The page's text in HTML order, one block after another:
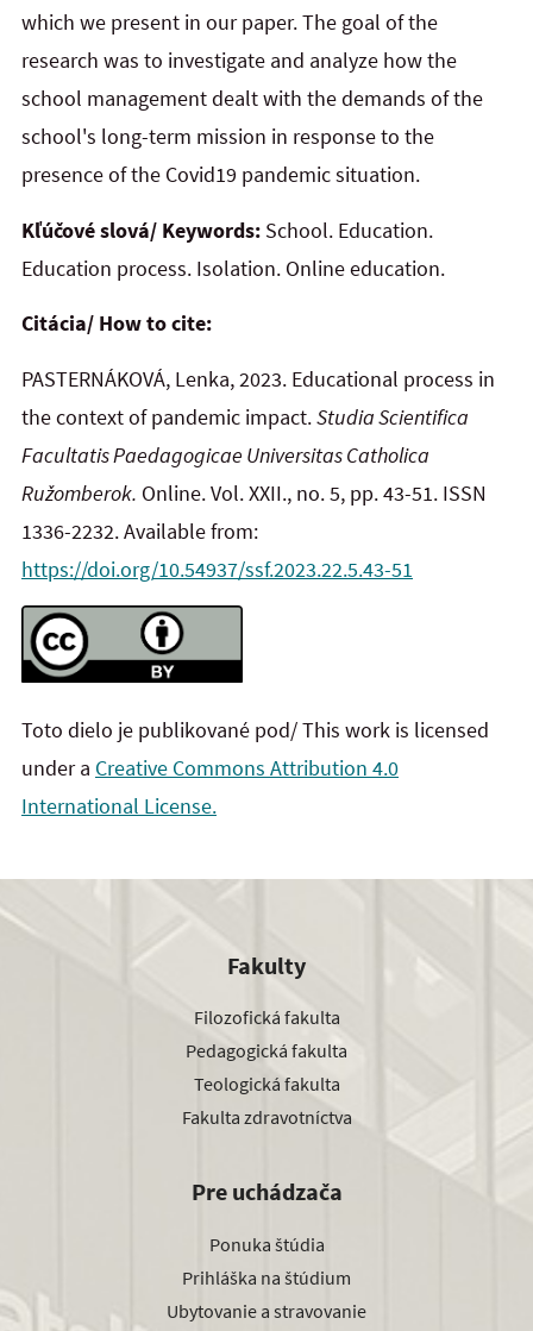
which we present in our paper. The goal of the
research was to investigate and analyze how the
school management dealt with the demands of the
school's long-term mission in response to the
presence of the Covid19 pandemic situation.
Kľúčové slová/ Keywords: School. Education.
Education process. Isolation. Online education.
Citácia/ How to cite:
PASTERNÁKOVÁ, Lenka, 2023. Educational process in
the context of pandemic impact.Studia Scientifica
Facultatis Paedagogicae Universitas Catholica
Ružomberok. Online. Vol. XXII., no. 5, pp. 43-51. ISSN
1336-2232. Available from:
https://doi.org/10.54937/ssf.2023.22.5.43-51
Toto dielo je publikované pod/ This work is licensed
under a Creative Commons Attribution 4.0
International License.
Fakulty
Filozofická fakulta
Pedagogická fakulta
Teologická fakulta
Fakulta zdravotníctva
Pre uchádzača
Ponuka štúdia
Prihláška na štúdium
Ubytovanie a stravovanie